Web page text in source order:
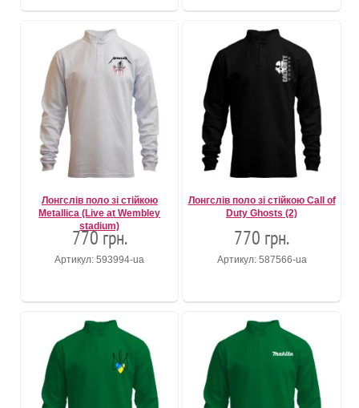
Лонгслів поло зі стійкою
Metallica (Live at Wembley
stadium)
770 грн.
Артикул: 593994-ua
Лонгслів поло зі стійкою Call of
Duty Ghosts (2)
770 грн.
Артикул: 587566-ua